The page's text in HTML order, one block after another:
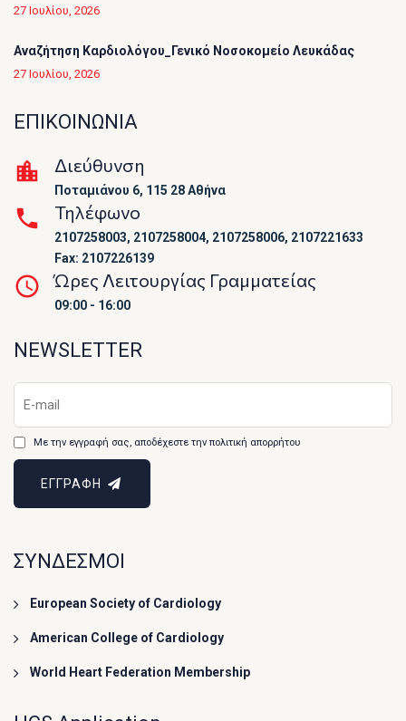
27 Ιουλίου, 2026
Αναζήτηση Καρδιολόγου_Γενικό Νοσοκομείο Λευκάδας
27 Ιουλίου, 2026
ΕΠΙΚΟΙΝΩΝΙΑ
Διεύθυνση
Ποταμιάνου 6, 115 28 Αθήνα
Τηλέφωνο
2107258003, 2107258004, 2107258006, 2107221633
Fax: 2107226139
Ώρες Λειτουργίας Γραμματείας
09:00 - 16:00
NEWSLETTER
Με την εγγραφή σας, αποδέχεστε την πολιτική απορρήτου
ΕΓΓΡΑΦΗ
ΣΥΝΔΕΣΜΟΙ
European Society of Cardiology
American College of Cardiology
World Heart Federation Membership